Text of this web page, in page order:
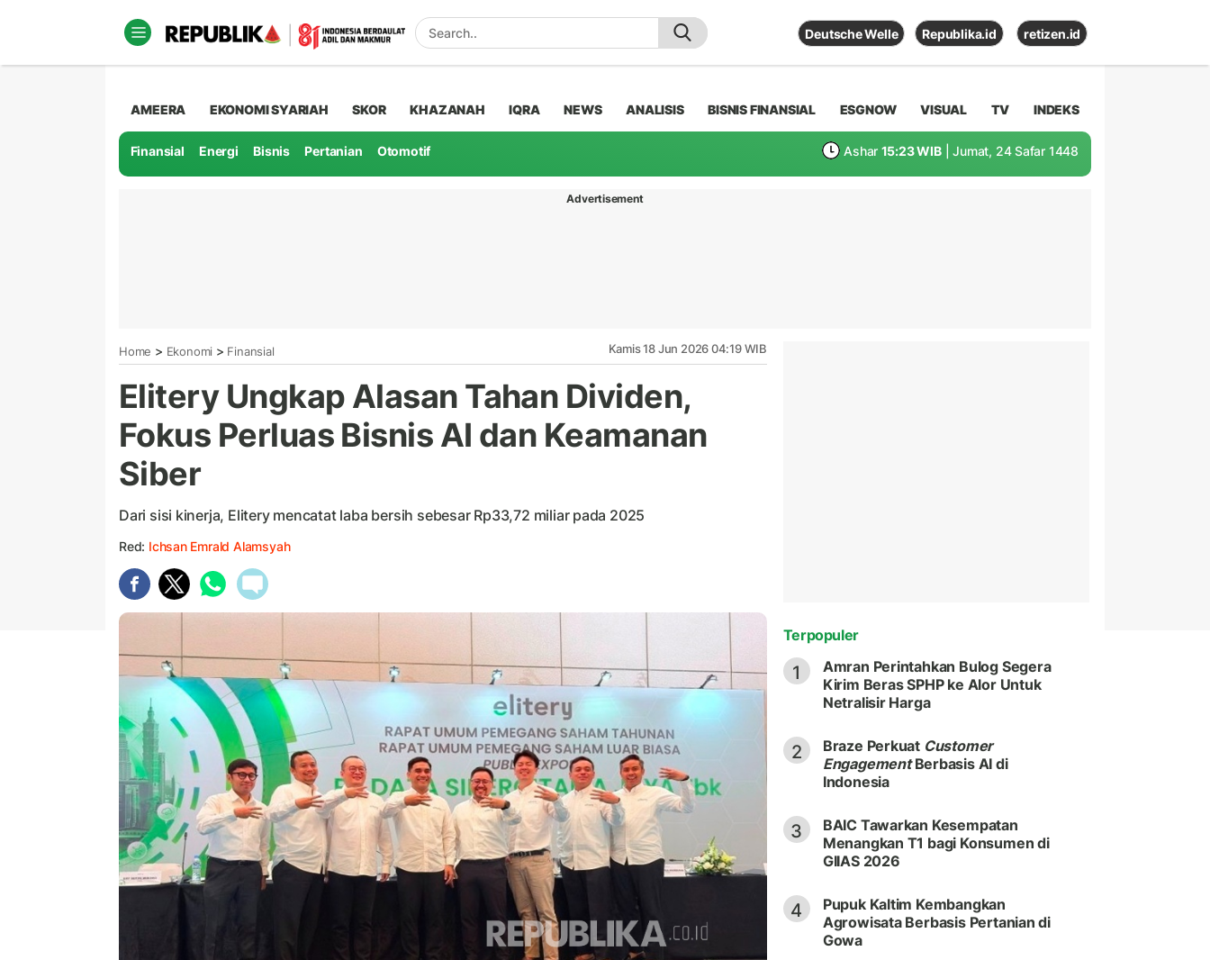
Deutsche Welle Republika.id retizen.id
AMEERA EKONOMI SYARIAH SKOR KHAZANAH IQRA NEWS ANALISIS BISNIS FINANSIAL ESGNOW VISUAL TV INDEKS
Finansial Energi Bisnis Pertanian Otomotif Ashar 15:23 WIB | Jumat, 24 Safar 1448
Advertisement
Home > Ekonomi > Finansial Kamis 18 Jun 2026 04:19 WIB
Elitery Ungkap Alasan Tahan Dividen,
Fokus Perluas Bisnis AI dan Keamanan
Siber
Dari sisi kinerja, Elitery mencatat laba bersih sebesar Rp33,72 miliar pada 2025
Red: Ichsan Emrald Alamsyah
Terpopuler
1
Amran Perintahkan Bulog Segera
Kirim Beras SPHP ke Alor Untuk
Netralisir Harga
2 Braze Perkuat Customer
EngagementBerbasis AI di
Indonesia
3
BAIC Tawarkan Kesempatan
Menangkan T1 bagi Konsumen di
GIIAS 2026
4
Pupuk Kaltim Kembangkan
Agrowisata Berbasis Pertanian di
Gowa